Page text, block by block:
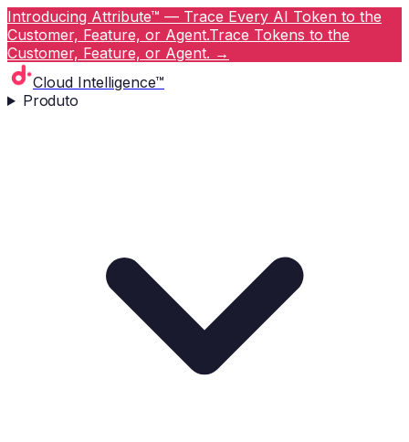
Introducing Attribute™ — Trace Every AI Token to the
Customer, Feature, or Agent.Trace Tokens to the
Customer, Feature, or Agent. →
Cloud Intelligence™
Produto